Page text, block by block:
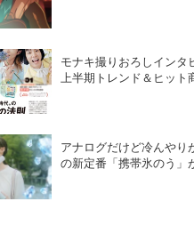
モナキ撮りおろしイン
上半期トレンド＆ヒット
アナログだけど冷んやり
の新定番「携帯氷のう」